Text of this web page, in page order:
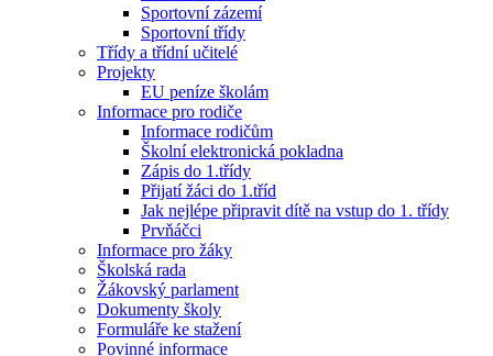
Sportovní zázemí
Sportovní třídy
Třídy a třídní učitelé
Projekty
EU peníze školám
Informace pro rodiče
Informace rodičům
Školní elektronická pokladna
Zápis do 1.třídy
Přijatí žáci do 1.tříd
Jak nejlépe připravit dítě na vstup do 1. třídy
Prvňáčci
Informace pro žáky
Školská rada
Žákovský parlament
Dokumenty školy
Formuláře ke stažení
Povinné informace